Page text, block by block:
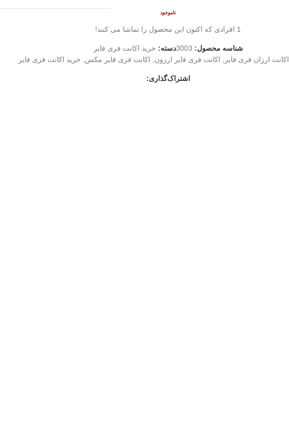
ناموجود
1 افرادی که اکنون این محصول را تماشا می کنند!
شناسه محصول: 3003دسته: خرید اکانت فری فایر
اکانت ارزان فری فایر اکانت فری فایر ارزون اکانت فری فایر مکس خرید اکانت فری فایر
اشتراک‌گذاری: